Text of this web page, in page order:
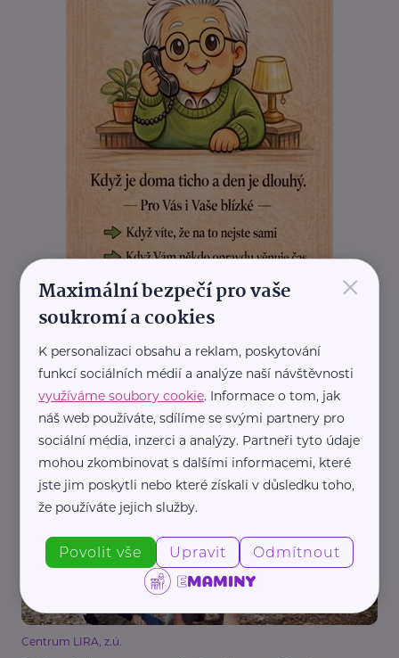
REKLAMA
Související články
Centrum LIRA, z.ú.
×
Maximální bezpečí pro vaše
soukromí a cookies
K personalizaci obsahu a reklam, poskytování
funkcí sociálních médií a analýze naší návštěvnosti
využíváme soubory cookie. Informace o tom, jak
náš web používáte, sdílíme se svými partnery pro
sociální média, inzerci a analýzy. Partneři tyto údaje
mohou zkombinovat s dalšími informacemi, které
jste jim poskytli nebo které získali v důsledku toho,
že používáte jejich služby.
Povolit vše Upravit Odmítnout